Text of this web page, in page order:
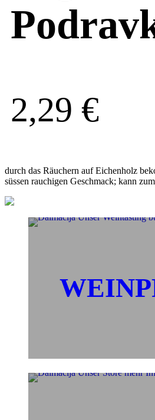
2,29 €
durch das Räuchern auf Eichenholz
süssen rauchigen Geschmack; kann